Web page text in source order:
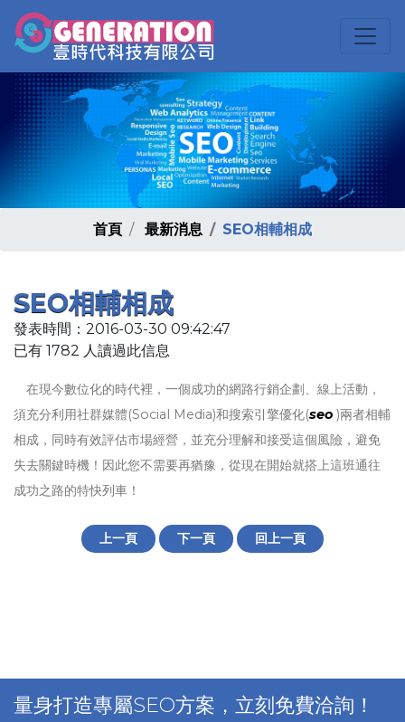
首頁 最新消息 SEO相輔相成
SEO相輔相成
發表時間：2016-03-30 09:42:47
已有 1782 人讀過此信息
在現今數位化的時代裡，一個成功的網路行銷企劃、線上活動，
須充分利用社群媒體(Social Media)和搜索引擎優化(seo )兩者相輔
相成，同時有效評估市場經營，並充分理解和接受這個風險，避免
失去關鍵時機！因此您不需要再猶豫，從現在開始就搭上這班通往
成功之路的特快列車！
上一頁 下一頁 回上一頁
量身打造專屬SEO方案，立刻免費洽詢！